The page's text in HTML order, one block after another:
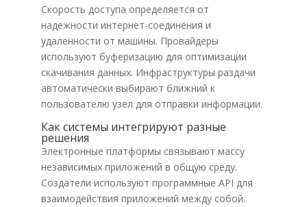
Скорость доступа определяется от
надежности интернет-соединения и
удаленности от машины. Провайдеры
используют буферизацию для оптимизации
скачивания данных. Инфраструктуры раздачи
автоматически выбирают ближний к
пользователю узел для отправки информации.
Как системы интегрируют разные
решения
Электронные платформы связывают массу
независимых приложений в общую среду.
Создатели используют программные API для
взаимодействия приложений между собой.